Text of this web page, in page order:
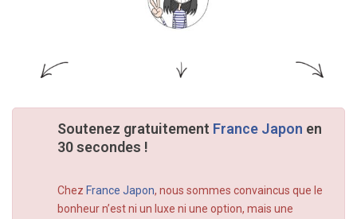
Soutenez gratuitement France Japon en
30 secondes !
Chez France Japon, nous sommes convaincus que le
bonheur n’est ni un luxe ni une option, mais une